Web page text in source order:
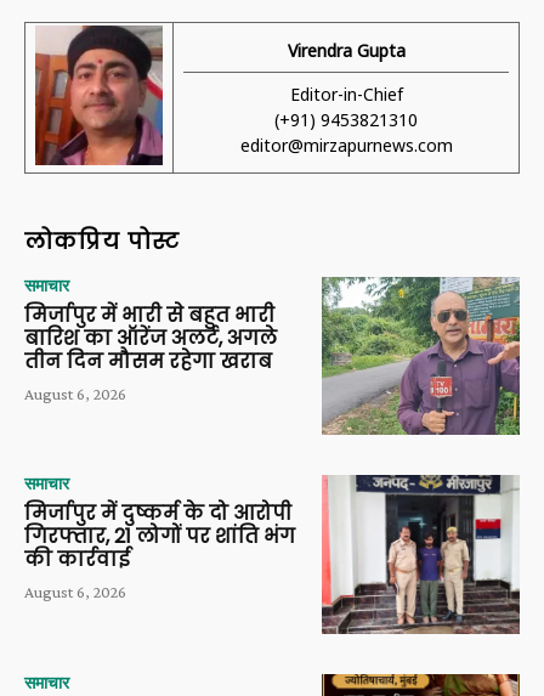
Virendra Gupta
Editor-in-Chief
(+91) 9453821310
editor@mirzapurnews.com
लोकप्रिय पोस्ट
समाचार
मिर्जापुर में भारी से बहुत भारी
बारिश का ऑरेंज अलर्ट, अगले
तीन दिन मौसम रहेगा खराब
August 6, 2026
समाचार
मिर्जापुर में दुष्कर्म के दो आरोपी
गिरफ्तार, 21 लोगों पर शांति भंग
की कार्रवाई
August 6, 2026
समाचार